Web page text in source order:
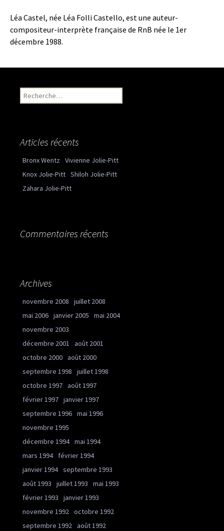
Léa Castel, née Léa Folli Castello, est une auteur-
compositeur-interprète française de RnB née le 1er
décembre 1988.
Recherche pour :
Articles récents
Bronx Wentz Vivienne Jolie-Pitt
Knox Jolie-Pitt Shiloh Jolie-Pitt
Zahara Jolie-Pitt
Commentaires récents
Archives
novembre 2008
juillet 2008
mai 2006 janvier 2005
mai 2004
novembre 2003
décembre 2001
août 2001
octobre 2000 août 2000
septembre 1998
juillet 1998
octobre 1997 août 1997
février 1997 janvier 1997
septembre 1996 mai 1996
novembre 1995
décembre 1994 mai 1994
mars 1994
février 1994
janvier 1994 septembre 1993
août 1993
juillet 1993
mai 1993
février 1993
janvier 1993
novembre 1992 octobre 1992
septembre 1992 août 1992